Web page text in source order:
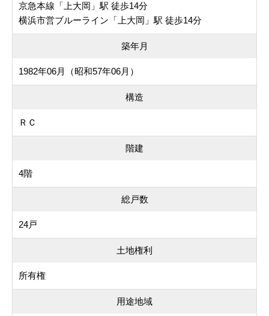
京急本線「上大岡」駅 徒歩14分
横浜市営ブルーライン「上大岡」駅 徒歩14分
築年月
1982年06月（昭和57年06月）
構造
ＲＣ
階建
4階
総戸数
24戸
土地権利
所有権
用途地域